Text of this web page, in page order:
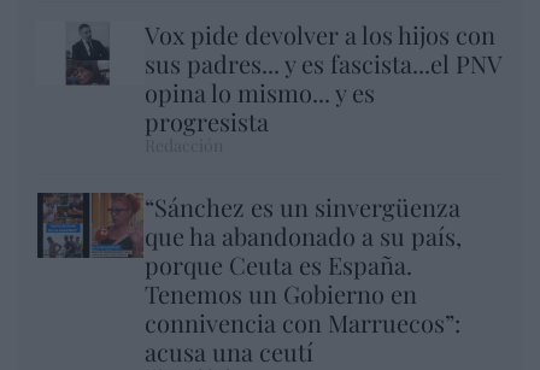
Vox pide devolver a los hijos con
sus padres... y es fascista...el PNV
opina lo mismo... y es
progresista
“Sánchez es un sinvergüenza
que ha abandonado a su país,
porque Ceuta es España.
Tenemos un Gobierno en
connivencia con Marruecos”:
acusa una ceutí